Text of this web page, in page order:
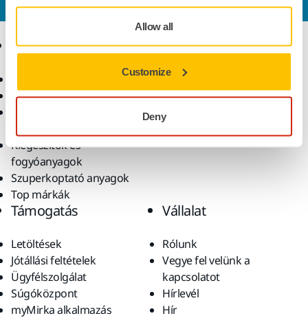
Allow all
Customize
Deny
Termékek
Elektromos szerszámok
Pormentes csiszolás
Kiegészítők és
fogyóanyagok
Szuperkoptató anyagok
Top márkák
Tudásbázis
Iparágak
Alkalmazások
Megoldások
Támogatás
Letöltések
Jótállási feltételek
Ügyfélszolgálat
Súgóközpont
myMirka alkalmazás
Vállalat
Rólunk
Vegye fel velünk a
kapcsolatot
Hírlevél
Hír